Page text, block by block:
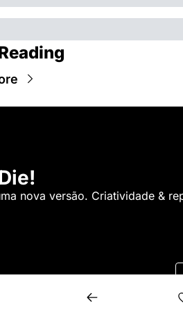
nova versão. Criatividade &